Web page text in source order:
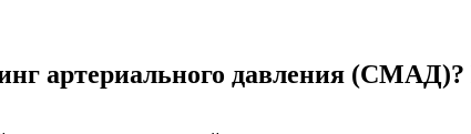
артериального давления